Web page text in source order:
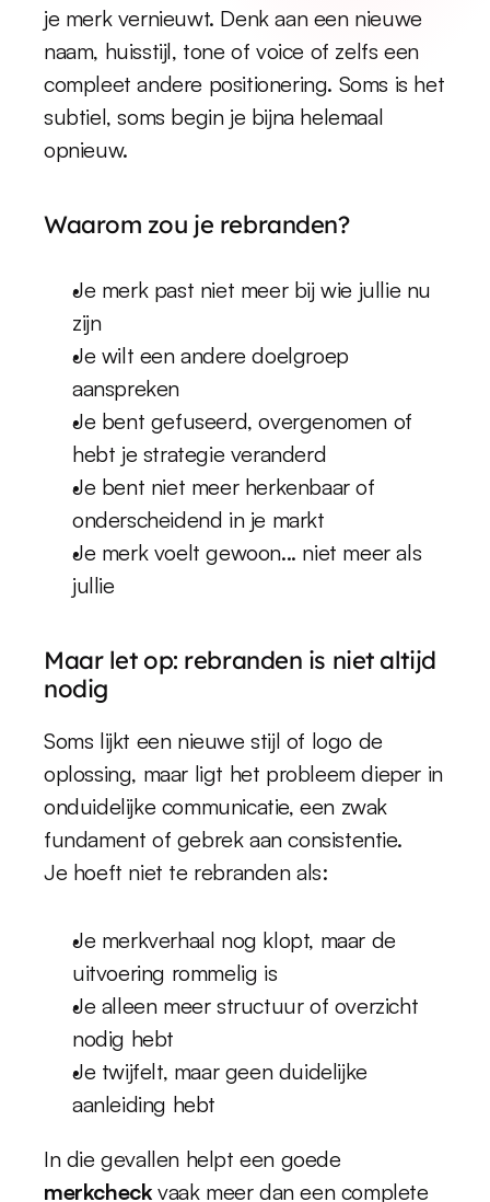
je merk vernieuwt. Denk aan een nieuwe
naam, huisstijl, tone of voice of zelfs een
compleet andere positionering. Soms is het
subtiel, soms begin je bijna helemaal
opnieuw.
Waarom zou je rebranden?
Je merk past niet meer bij wie jullie nu
zijn
Je wilt een andere doelgroep
aanspreken
Je bent gefuseerd, overgenomen of
hebt je strategie veranderd
Je bent niet meer herkenbaar of
onderscheidend in je markt
Je merk voelt gewoon... niet meer als
jullie
Maar let op: rebranden is niet altijd
nodig
Soms lijkt een nieuwe stijl of logo de
oplossing, maar ligt het probleem dieper in
onduidelijke communicatie, een zwak
fundament of gebrek aan consistentie.
Je hoeft niet te rebranden als:
Je merkverhaal nog klopt, maar de
uitvoering rommelig is
Je alleen meer structuur of overzicht
nodig hebt
Je twijfelt, maar geen duidelijke
aanleiding hebt
merkcheck vaak meer dan een complete